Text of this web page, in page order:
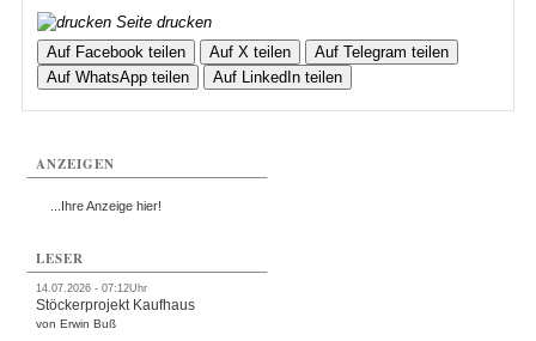
Seite drucken
Auf Facebook teilen
Auf X teilen
Auf Telegram teilen
Auf WhatsApp teilen
Auf LinkedIn teilen
ANZEIGEN
...Ihre Anzeige hier!
LESER
14.07.2026 - 07:12Uhr
Stöckerprojekt Kaufhaus
von Erwin Buß